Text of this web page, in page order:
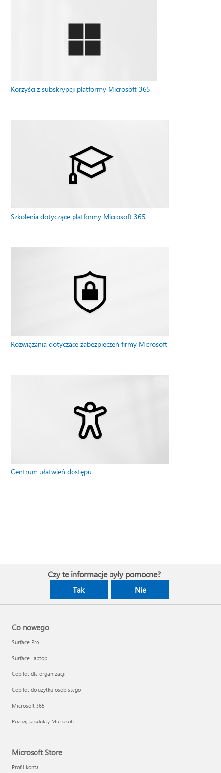
Korzyści z subskrypcji platformy Microsoft 365
Szkolenia dotyczące platformy Microsoft 365
Rozwiązania dotyczące zabezpieczeń firmy Microsoft
Centrum ułatwień dostępu
Czy te informacje były pomocne?
Tak Nie
Co nowego
Surface Pro
Surface Laptop
Copilot dla organizacji
Copilot do użytku osobistego
Microsoft 365
Poznaj produkty Microsoft
Microsoft Store
Profil konta